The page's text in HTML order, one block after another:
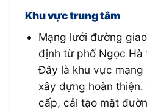
Khu vực trung tâm
Mạng lưới đường
định từ phố Ngọc Hà
Đây là khu vực
xây dựng hoàn thiện.
cấp, cải tạo mặt